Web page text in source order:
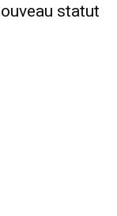
statut